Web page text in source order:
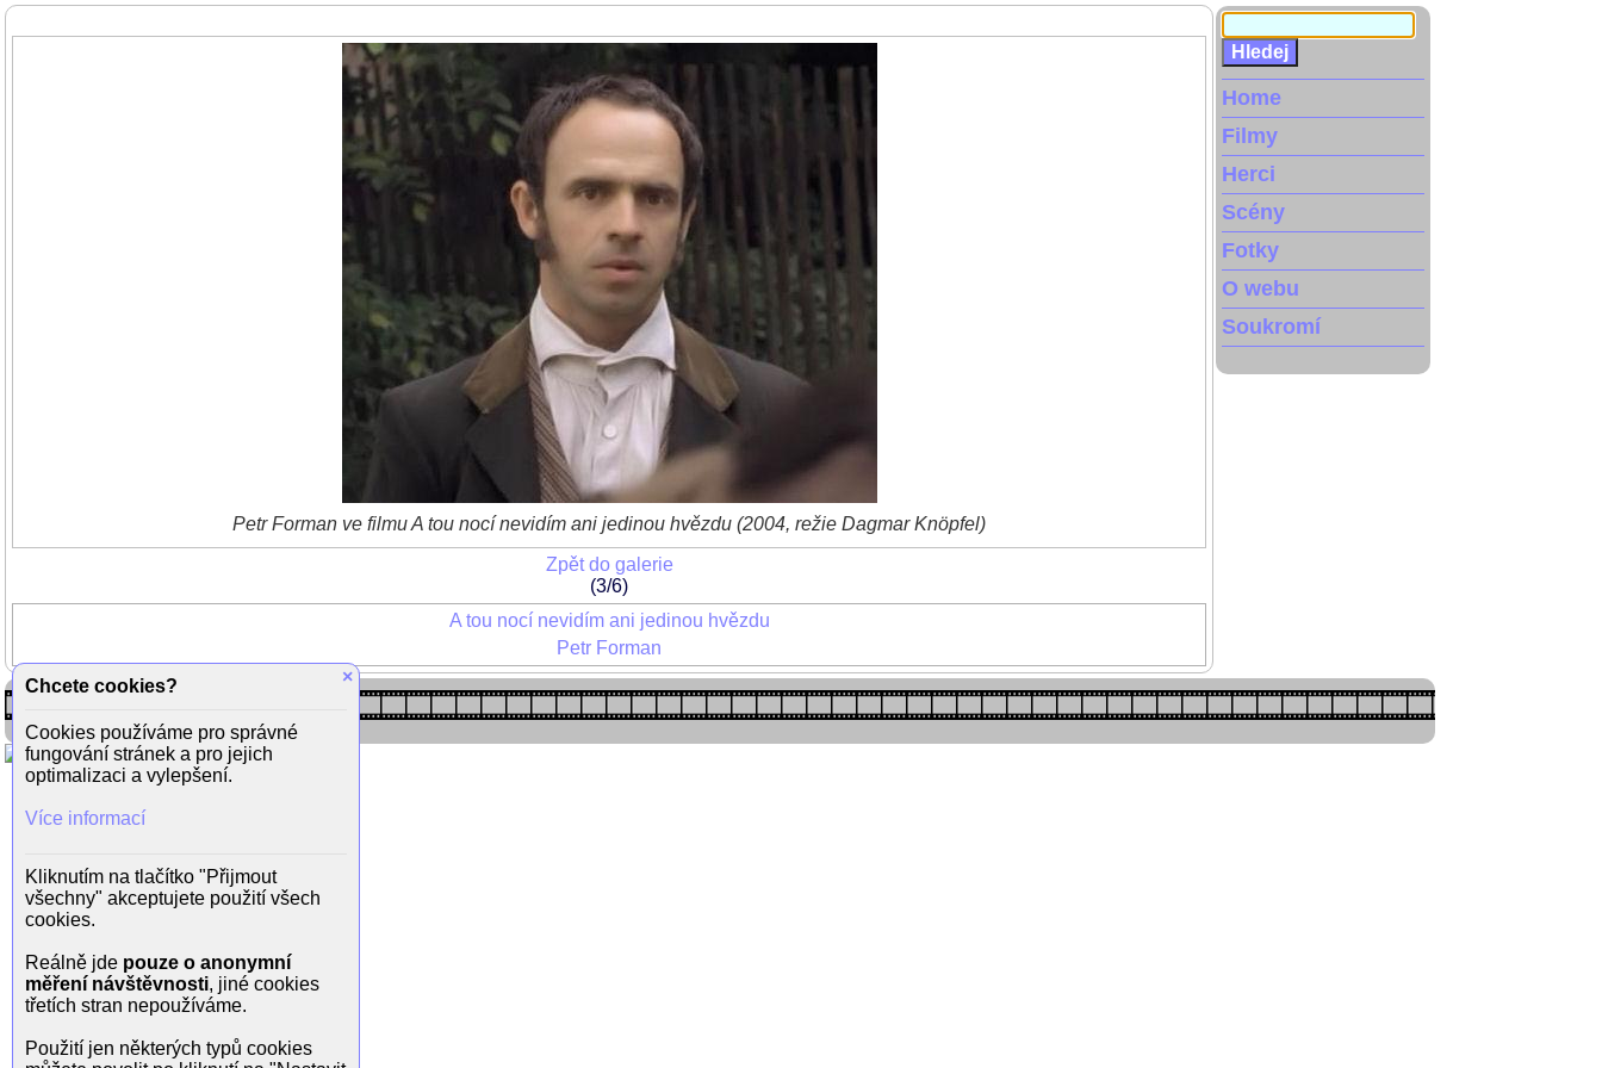
Petr Forman ve filmu A tou nocí nevidím ani jedinou hvězdu (2004, režie Dagmar Knöpfel)
Zpět do galerie
(3/6)
A tou nocí nevidím ani jedinou hvězdu
Petr Forman
Home
Filmy
Herci
Scény
Fotky
O webu
Soukromí
×
Chcete cookies?
Cookies používáme pro správné
fungování stránek a pro jejich
optimalizaci a vylepšení.
Více informací
Kliknutím na tlačítko "Přijmout
všechny" akceptujete použití všech
cookies.
Reálně jde pouze o anonymní
měření návštěvnosti, jiné cookies
třetích stran nepoužíváme.
Použití jen některých typů cookies